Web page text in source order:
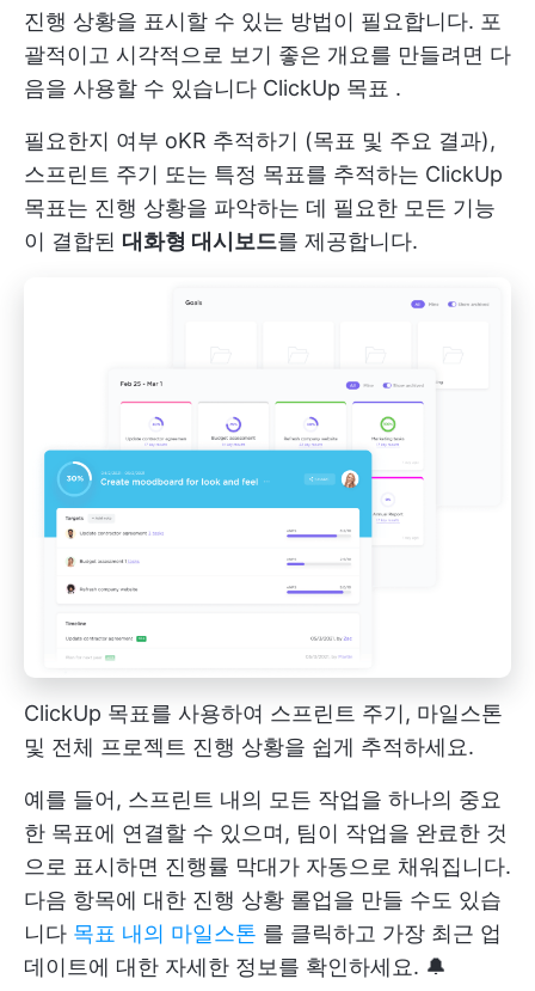
진행 상황을 표시할 수 있는 방법이 필요합니다. 포
괄적이고 시각적으로 보기 좋은 개요를 만들려면 다
음을 사용할 수 있습니다 ClickUp 목표 .
필요한지 여부 oKR 추적하기 (목표 및 주요 결과),
스프린트 주기 또는 특정 목표를 추적하는 ClickUp
목표는 진행 상황을 파악하는 데 필요한 모든 기능
이 결합된 대화형 대시보드를 제공합니다.
ClickUp 목표를 사용하여 스프린트 주기, 마일스톤
및 전체 프로젝트 진행 상황을 쉽게 추적하세요.
예를 들어, 스프린트 내의 모든 작업을 하나의 중요
한 목표에 연결할 수 있으며, 팀이 작업을 완료한 것
으로 표시하면 진행률 막대가 자동으로 채워집니다.
다음 항목에 대한 진행 상황 롤업을 만들 수도 있습
니다 목표 내의 마일스톤 를 클릭하고 가장 최근 업
데이트에 대한 자세한 정보를 확인하세요. 🔔